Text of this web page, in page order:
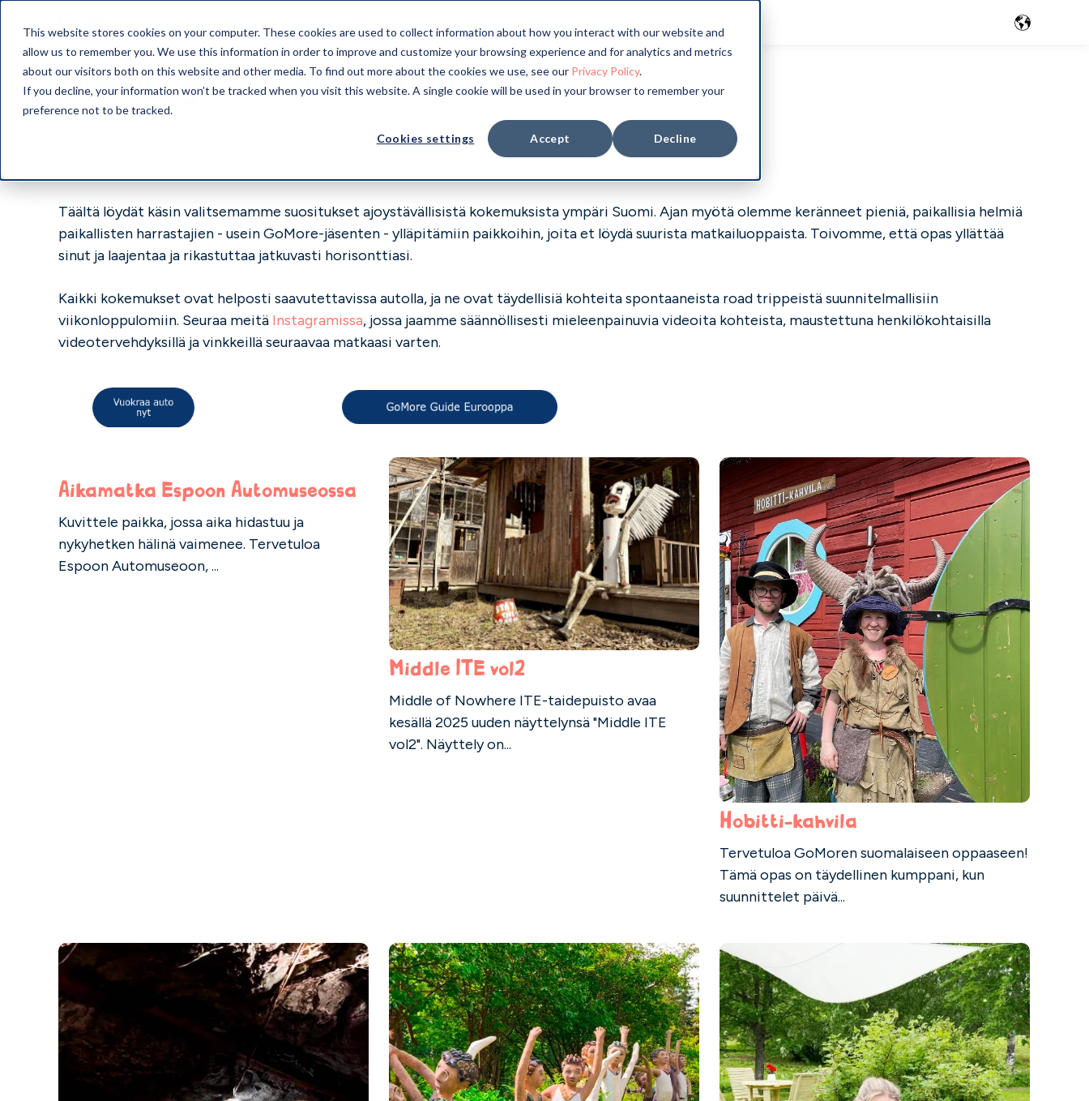
This website stores cookies on your computer. These cookies are used to collect information about how you interact with our website and
allow us to remember you. We use this information in order to improve and customize your browsing experience and for analytics and metrics
about our visitors both on this website and other media. To find out more about the cookies we use, see our Privacy Policy.
If you decline, your information won’t be tracked when you visit this website. A single cookie will be used in your browser to remember your
preference not to be tracked.
Cookies settings Accept Decline
GoMore guide - ole kuin paikallinen
Täältä löydät käsin valitsemamme suositukset ajoystävällisistä kokemuksista ympäri Suomi. Ajan myötä olemme keränneet pieniä, paikallisia helmiä
paikallisten harrastajien - usein GoMore-jäsenten - ylläpitämiin paikkoihin, joita et löydä suurista matkailuoppaista. Toivomme, että opas yllättää
sinut ja laajentaa ja rikastuttaa jatkuvasti horisonttiasi.
Kaikki kokemukset ovat helposti saavutettavissa autolla, ja ne ovat täydellisiä kohteita spontaaneista road trippeistä suunnitelmallisiin
viikonloppulomiin. Seuraa meitä Instagramissa, jossa jaamme säännöllisesti mieleenpainuvia videoita kohteista, maustettuna henkilökohtaisilla
videotervehdyksillä ja vinkkeillä seuraavaa matkaasi varten.
Aikamatka Espoon Automuseossa
Kuvittele paikka, jossa aika hidastuu ja
nykyhetken hälinä vaimenee. Tervetuloa
Espoon Automuseoon, ...
Middle ITE vol2
Middle of Nowhere ITE-taidepuisto avaa
kesällä 2025 uuden näyttelynsä "Middle ITE
vol2". Näyttely on...
Hobitti-kahvila
Tervetuloa GoMoren suomalaiseen oppaaseen!
Tämä opas on täydellinen kumppani, kun
suunnittelet päivä...